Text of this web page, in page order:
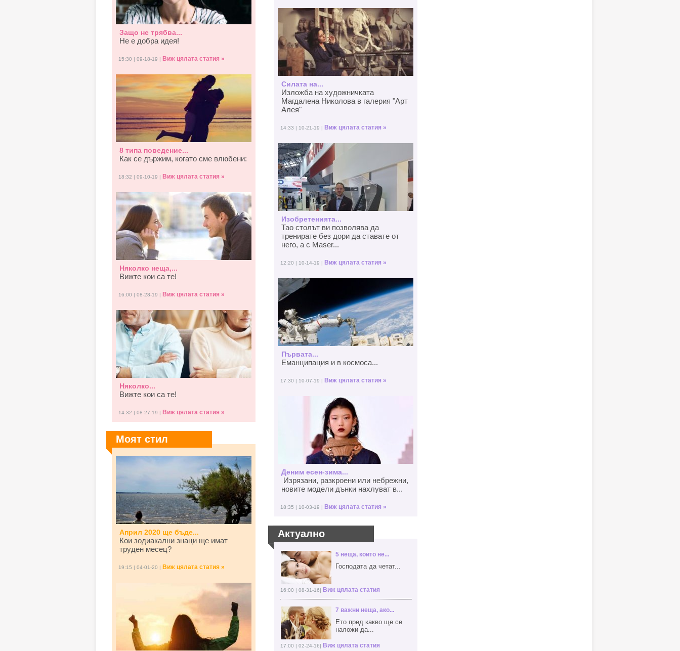
Защо не трябва...
Не е добра идея!
15:30 | 09-18-19 | Виж цялата статия »
8 типа поведение...
Как се държим, когато смe влюбени:
18:32 | 09-10-19 | Виж цялата статия »
Няколко неща,...
Вижте кои са те!
16:00 | 08-28-19 | Виж цялата статия »
Няколко...
Вижте кои са те!
14:32 | 08-27-19 | Виж цялата статия »
Моят стил
Април 2020 ще бъде...
Кои зодиакални знаци ще имат
труден месец?
19:15 | 04-01-20 | Виж цялата статия »
Силата на...
Изложба на художничката
Магдалена Николова в галерия "Арт
Алея"
14:33 | 10-21-19 | Виж цялата статия »
Изобретенията...
Тао столът ви позволява да
тренирате без дори да ставате от
него, а с Maser...
12:20 | 10-14-19 | Виж цялата статия »
Първата...
Еманципация и в космоса...
17:30 | 10-07-19 | Виж цялата статия »
Деним есен-зима...
Изрязани, разкроени или небрежни,
новите модели дънки нахлуват в...
18:35 | 10-03-19 | Виж цялата статия »
Актуално
5 неща, които не...
Господата да четат...
16:00 | 08-31-16| Виж цялата статия
7 важни неща, ако...
Ето пред какво ще се
наложи да...
17:00 | 02-24-16| Виж цялата статия